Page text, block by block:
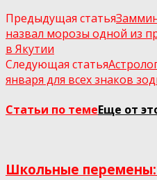
Предыдущая статья
назвал морозы одной из
в Якутии
Следующая статья
января для всех знаков
Статьи по темеЕще от
Школьные